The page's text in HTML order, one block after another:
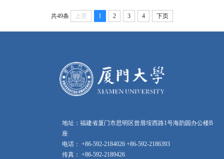
共49条 上页 1 2 3 4 下页
地址：福建省厦门市思明区曾厝垵西路1号海韵园办公楼B
座
电话： +86-592-2184026 +86-592-2186393
传真： +86-592-2189426